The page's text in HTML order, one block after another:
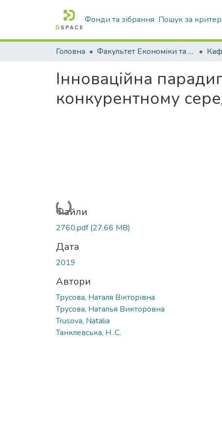
Фонди та зібрання Пошук за
Головна Факультет Економіки та бізнесу
Інноваційна
конкурентному
Вантажиться...
Файли
2760.pdf(27.66 MB)
Дата
2019
Автори
Трусова, Наталя Вікторівна
Трусова, Наталья Викторовна
Trusova, Natalia
Танклевська, Н .С.